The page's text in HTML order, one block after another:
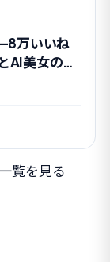
万いいね
AI美女の関
覧を見る